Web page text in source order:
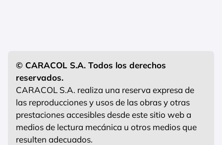
© CARACOL S.A. Todos los derechos
reservados.
CARACOL S.A. realiza una reserva expresa de
las reproducciones y usos de las obras y otras
prestaciones accesibles desde este sitio web a
medios de lectura mecánica u otros medios que
resulten adecuados.